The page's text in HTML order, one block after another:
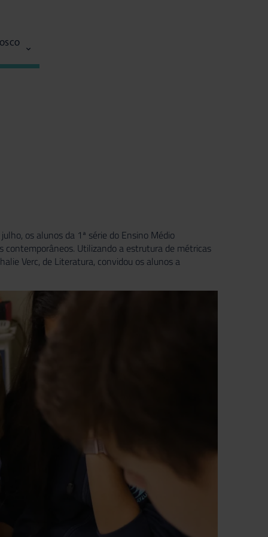
os alunos da 1ª série do Ensino Médio
contemporâneos. Utilizando a estrutura de métricas
Verc, de Literatura, convidou os alunos a